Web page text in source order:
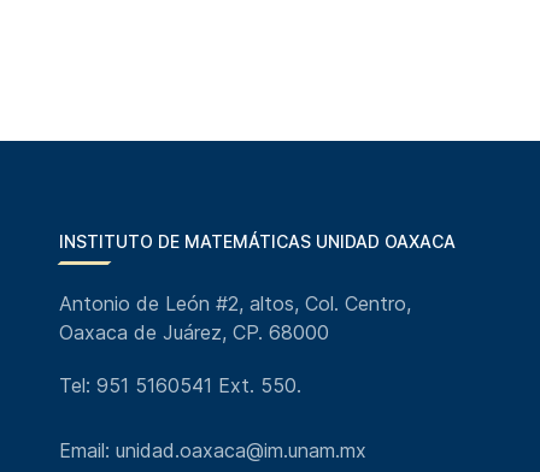
INSTITUTO DE MATEMÁTICAS UNIDAD OAXACA
Antonio de León #2, altos, Col. Centro,
Oaxaca de Juárez, CP. 68000
Tel: 951 5160541 Ext. 550.
Email: unidad.oaxaca@im.unam.mx